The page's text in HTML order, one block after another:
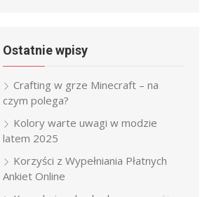
Ostatnie wpisy
Crafting w grze Minecraft – na
czym polega?
Kolory warte uwagi w modzie
latem 2025
Korzyści z Wypełniania Płatnych
Ankiet Online